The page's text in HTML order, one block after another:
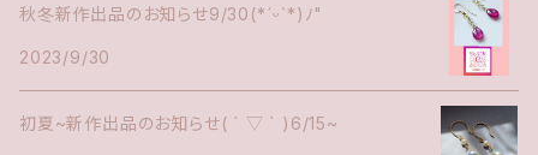
秋冬新作出品のお知らせ9/30(*ˊᵕˋ*)ﾉ"
2023/9/30
初夏~新作出品のお知らせ( ´ ▽ ` )6/15~